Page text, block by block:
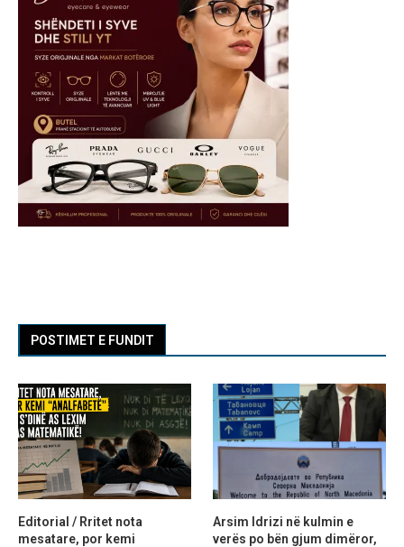
POSTIMET E FUNDIT
Editorial / Rritet nota
mesatare, por kemi
Arsim Idrizi në kulmin e
verës po bën gjum dimëror,